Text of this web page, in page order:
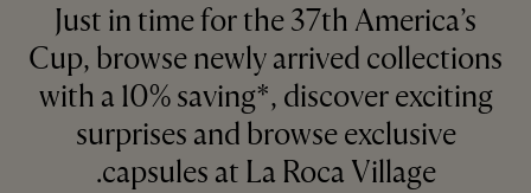
Just in time for the 37th America’s
Cup, browse newly arrived collections
with a 10% saving*, discover exciting
surprises and browse exclusive
capsules at La Roca Village.